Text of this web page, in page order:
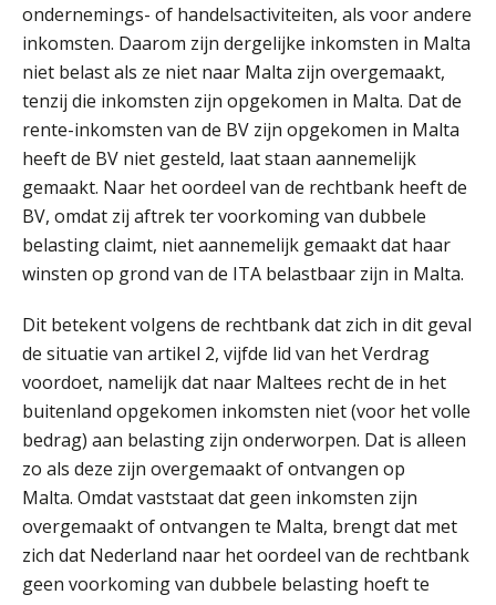
ondernemings- of handelsactiviteiten, als voor andere
inkomsten. Daarom zijn dergelijke inkomsten in Malta
niet belast als ze niet naar Malta zijn overgemaakt,
tenzij die inkomsten zijn opgekomen in Malta. Dat de
rente-inkomsten van de BV zijn opgekomen in Malta
heeft de BV niet gesteld, laat staan aannemelijk
gemaakt. Naar het oordeel van de rechtbank heeft de
BV, omdat zij aftrek ter voorkoming van dubbele
belasting claimt, niet aannemelijk gemaakt dat haar
winsten op grond van de ITA belastbaar zijn in Malta.
Dit betekent volgens de rechtbank dat zich in dit geval
de situatie van artikel 2, vijfde lid van het Verdrag
voordoet, namelijk dat naar Maltees recht de in het
buitenland opgekomen inkomsten niet (voor het volle
bedrag) aan belasting zijn onderworpen. Dat is alleen
zo als deze zijn overgemaakt of ontvangen op
Malta. Omdat vaststaat dat geen inkomsten zijn
overgemaakt of ontvangen te Malta, brengt dat met
zich dat Nederland naar het oordeel van de rechtbank
geen voorkoming van dubbele belasting hoeft te
Q Home: DAC7-compliant opschalen
als verhuurplatform voor
vakantiewoningen
5 signalen dat jouw relatiebeheer
niet meer werkt (en hoe je dat oplost)
Fusies en overnames | Met
waardebepalingen bedrijfsadvies
dichter bij de ondernemer
Van Wwft naar AMLR: wat verandert
er in 2027?
Driver-based models: de essentiële
bouwstenen voor elk finance team
Werven op klik is willekeurig. Zo
verminder je verloop structureel.
Buy & build: urenregistratie als
verborgen EBITDA-hefboom